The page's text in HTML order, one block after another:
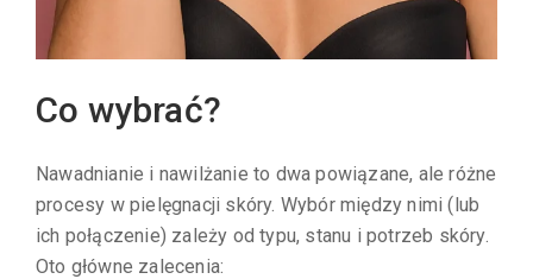
Co wybrać?
Nawadnianie i nawilżanie to dwa powiązane, ale różne
procesy w pielęgnacji skóry. Wybór między nimi (lub
ich połączenie) zależy od typu, stanu i potrzeb skóry.
Oto główne zalecenia: